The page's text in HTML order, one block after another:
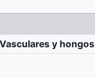
y hongos